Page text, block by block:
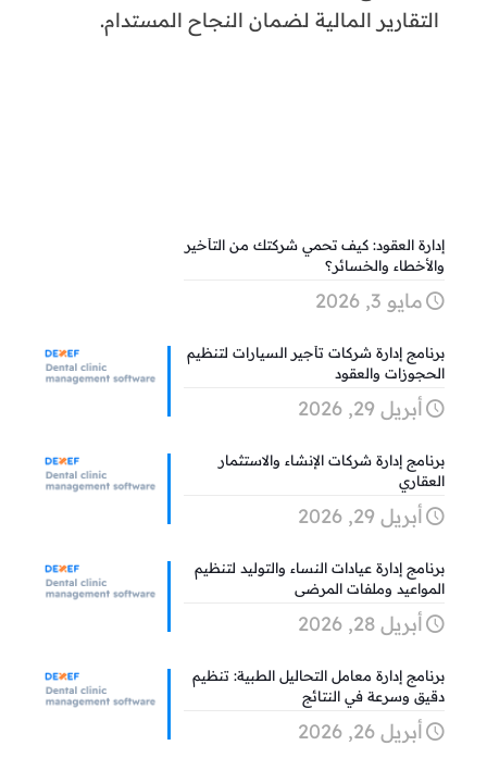
التقارير المالية لضمان النجاح المستدام.
إدارة العقود: كيف تحمي شركتك من التأخير
والأخطاء والخسائر؟
مايو 3, 2026
برنامج إدارة شركات تأجير السيارات لتنظيم
الحجوزات والعقود
أبريل 29, 2026
برنامج إدارة شركات الإنشاء والاستثمار
العقاري
أبريل 29, 2026
برنامج إدارة عيادات النساء والتوليد لتنظيم
المواعيد وملفات المرضى
أبريل 28, 2026
برنامج إدارة معامل التحاليل الطبية: تنظيم
دقيق وسرعة في النتائج
أبريل 26, 2026